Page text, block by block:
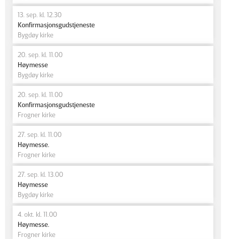
13. sep. kl. 12.30
Konfirmasjonsgudstjeneste
Bygdøy kirke
20. sep. kl. 11.00
Høymesse
Bygdøy kirke
20. sep. kl. 11.00
Konfirmasjonsgudstjeneste
Frogner kirke
27. sep. kl. 11.00
Høymesse.
Frogner kirke
27. sep. kl. 13.00
Høymesse
Bygdøy kirke
4. okt. kl. 11.00
Høymesse.
Frogner kirke